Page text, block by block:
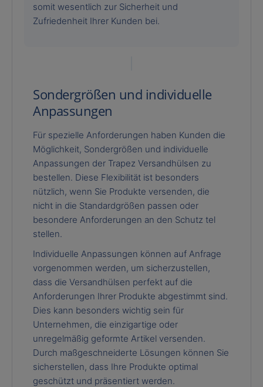
somit wesentlich zur Sicherheit und
Zufriedenheit Ihrer Kunden bei.
Sondergrößen und individuelle
Anpassungen
Für spezielle Anforderungen haben Kunden die
Möglichkeit, Sondergrößen und individuelle
Anpassungen der Trapez Versandhülsen zu
bestellen. Diese Flexibilität ist besonders
nützlich, wenn Sie Produkte versenden, die
nicht in die Standardgrößen passen oder
besondere Anforderungen an den Schutz tel
stellen.
Individuelle Anpassungen können auf Anfrage
vorgenommen werden, um sicherzustellen,
dass die Versandhülsen perfekt auf die
Anforderungen Ihrer Produkte abgestimmt sind.
Dies kann besonders wichtig sein für
Unternehmen, die einzigartige oder
unregelmäßig geformte Artikel versenden.
Durch maßgeschneiderte Lösungen können Sie
sicherstellen, dass Ihre Produkte optimal
geschützt und präsentiert werden.